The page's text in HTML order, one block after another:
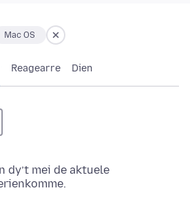
Mac OS
Reagearre Dien
dy’t mei de aktuele